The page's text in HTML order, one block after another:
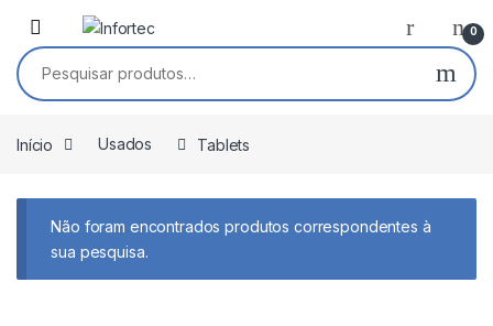
Saltar para navegação
Pular para o conteúdo
0
Pesquisar por:
Início Usados Tablets
Não foram encontrados produtos correspondentes à
sua pesquisa.